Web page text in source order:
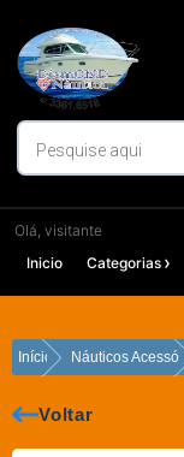
para
conteúdo
Olá, visitante
Inicio
Categorias
Início Náuticos
Voltar